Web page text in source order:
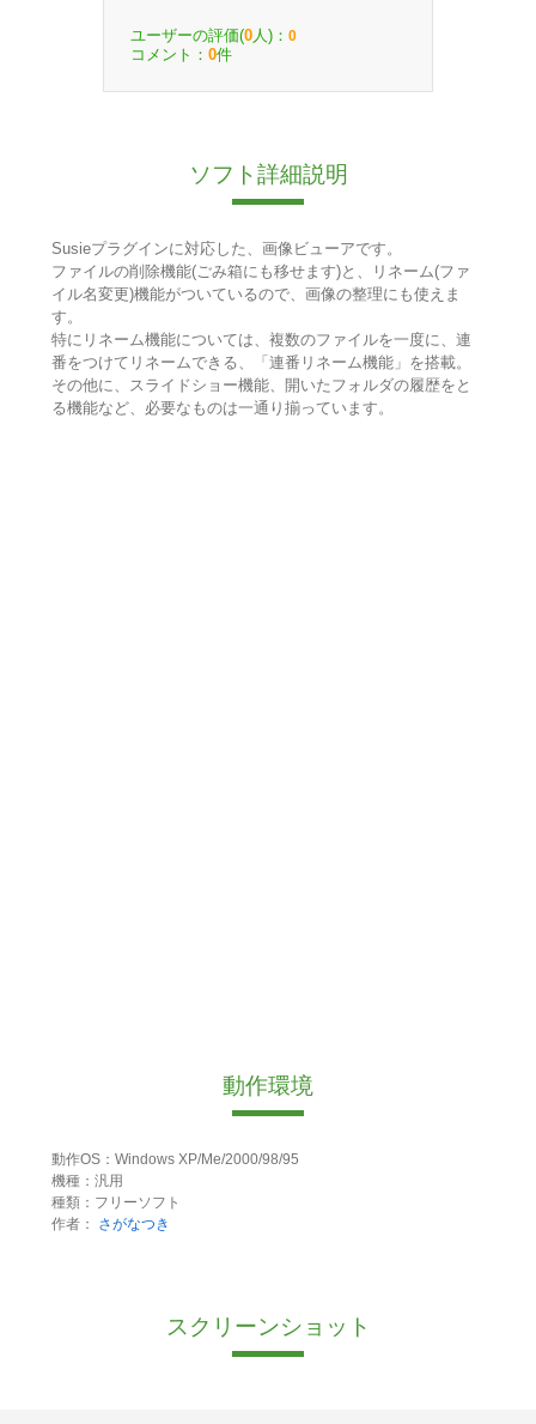
ユーザーの評価(0 人)： 0
コメント： 0件
ソフト詳細説明
Susieプラグインに対応した、画像ビューアです。
ファイルの削除機能(ごみ箱にも移せます)と、リネーム(ファ
イル名変更)機能がついているので、画像の整理にも使えま
す。
特にリネーム機能については、複数のファイルを一度に、連
番をつけてリネームできる、「連番リネーム機能」を搭載。
その他に、スライドショー機能、開いたフォルダの履歴をと
る機能など、必要なものは一通り揃っています。
動作環境
動作OS：Windows XP/Me/2000/98/95
機種：汎用
種類：フリーソフト
作者：
さがなつき
スクリーンショット